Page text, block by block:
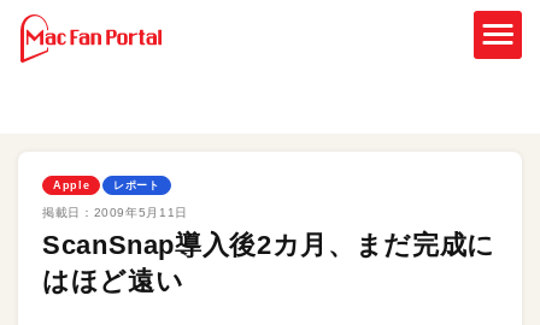
Apple レポート
掲載日： 2009年5月11日
ScanSnap導入後2カ月、まだ完成に
はほど遠い